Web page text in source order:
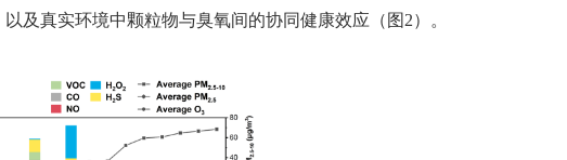
以及真实环境中颗粒物与臭氧间的协同健康效应 （图 2） 。